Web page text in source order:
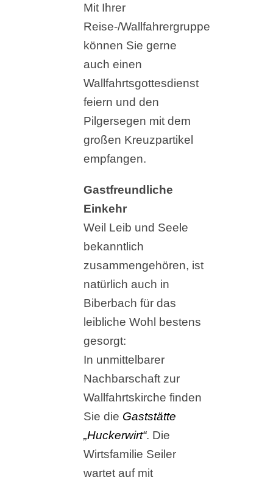
Mit Ihrer
Reise-/Wallfahrergruppe
können Sie gerne
auch einen
Wallfahrtsgottesdienst
feiern und den
Pilgersegen mit dem
großen Kreuzpartikel
empfangen.
Gastfreundliche
Einkehr
Weil Leib und Seele
bekanntlich
zusammengehören, ist
natürlich auch in
Biberbach für das
leibliche Wohl bestens
gesorgt:
In unmittelbarer
Nachbarschaft zur
Wallfahrtskirche finden
Sie die Gaststätte
„Huckerwirt“. Die
Wirtsfamilie Seiler
wartet auf mit